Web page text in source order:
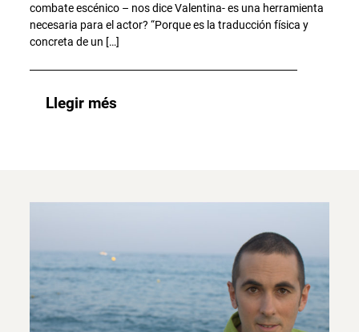
combate escénico – nos dice Valentina- es una herramienta
necesaria para el actor? “Porque es la traducción física y
concreta de un […]
Llegir més